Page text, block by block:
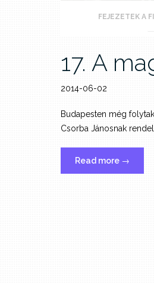
FEJEZETEK A
17. A
2014-06-02
Budapesten még
Csorba Jánosnak
Read more „17.
A
→